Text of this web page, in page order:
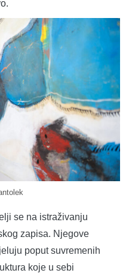
se na istraživanju
zapisa. Njegove
poput suvremenih
koje u sebi